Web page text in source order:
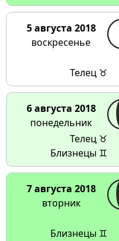
5 августа 2018
воскресенье
Телец ♉
6 августа 2018
понедельник
Телец ♉
Близнецы ♊
7 августа 2018
вторник
Близнецы ♊